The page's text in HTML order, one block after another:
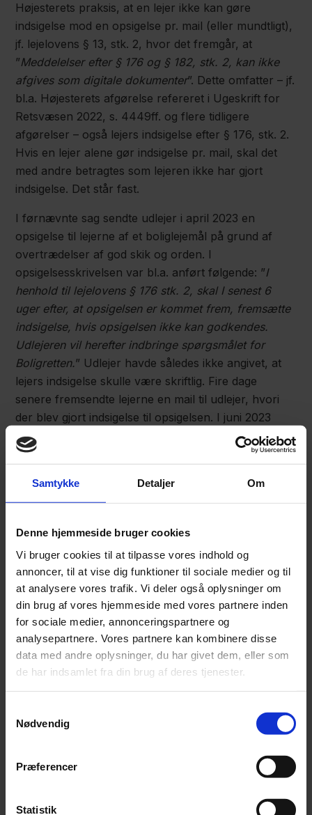
Samtykke Detaljer Om
Denne hjemmeside bruger cookies
Vi bruger cookies til at tilpasse vores indhold og
annoncer, til at vise dig funktioner til sociale medier og til
at analysere vores trafik. Vi deler også oplysninger om
din brug af vores hjemmeside med vores partnere inden
for sociale medier, annonceringspartnere og
analysepartnere. Vores partnere kan kombinere disse
data med andre oplysninger, du har givet dem, eller som
de har indsamlet fra din brug af deres tjenester.
Nødvendig
Præferencer
Statistik
Højesterets praksis, at en lejer ikke kan gøre
indsigelse mod en opsigelse pr. mail (eller mundtligt),
jf. lejelovens § 13, stk. 2, hvor det fremgår, at
”Meddelelser efter § 176 og § 182, stk. 2, kan ikke
afgives som digitale dokumenter”. Dette omfatter – jf.
bl.a. Højesterets afgørelse refereret i Ugeskrift for
Retsvæsen 2022, s. 4449ff. og flere tidligere
afgørelser – også lejers indsigelse efter § 176, stk. 2.
Hvis en lejer alene gør indsigelse pr. mail, skal det
med andre betragtes som lejeren ikke har gjort
indsigelse. Det står fast.
I førnævnte sag sendte udlejer i april 2023 en
opsigelse til lejerne af et boliglejemål på grund af
overtrædelser af god skik og orden. I
opsigelsesskrivelsen var bl.a. anført følgende: ”I
henhold til lejelovens § 176 stk. 2, skal I senest 6
uger efter, at opsigelsen er kommet frem, fremsætte
indsigelse, hvis opsigelsen ikke kan godkendes.
Udlejeren vil herefter indbringe spørgsmålet for
Boligretten.” Udlejer havde således ikke angivet, at
lejers indsigelse skulle være skriftlig. Fire dage
senere fremsendte lejerne en mail til udlejer, hvori
der blev gjort indsigelse til opsigelsen. I juni 2023
fremsendte udlejers et brev til lejerne, hvori der blev
indkaldt til flyttesyn, idet der ikke var fremkommet
fremsendte lejerne et brev til udlejer, hvori det blandt
andet blev gjort gældende, at opsigelsen var ugyldig.
I august 2023 indgav udlejeren en begæring til
boliglejemålet.
Under sagen ved fogedretten gjorde lejerne
gældende, at opsigelsesskrivelsen var ugyldig. Der
blev i den forbindelse henvist til, at udlejeren i
opsigelsesskrivelsen ikke havde oplyst om, at lejerne
skulle gøre ”skriftlig” indsigelse. Fogedretten lagde til
grund, at lejerne ikke havde overholdt 6-ugers
lejelovens § 176, stk. 2, idet lejernes første indsigelse
var fremsendt ved en mail. Lejerne var på denne
baggrund afskåret fra at gøre materielle indsigelser
gældende vedrørende opsigelsen – altså indsigelser
dog ikke afskåret fra at anfægte